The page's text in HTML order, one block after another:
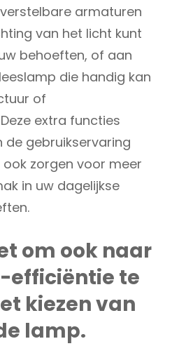
armaturen
van het licht kunt
behoeften, of aan
die handig kan
of
extra functies
de gebruikservaring
zorgen voor meer
in uw dagelijkse
om ook naar
efficiëntie te
kiezen van
lamp.